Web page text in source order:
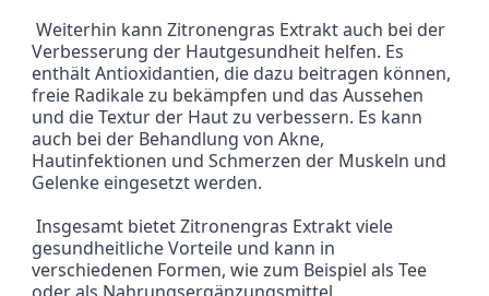
Weiterhin kann Zitronengras Extrakt auch bei der
Verbesserung der Hautgesundheit helfen. Es
enthält Antioxidantien, die dazu beitragen können,
freie Radikale zu bekämpfen und das Aussehen
und die Textur der Haut zu verbessern. Es kann
auch bei der Behandlung von Akne,
Hautinfektionen und Schmerzen der Muskeln und
Gelenke eingesetzt werden.
Insgesamt bietet Zitronengras Extrakt viele
gesundheitliche Vorteile und kann in
verschiedenen Formen, wie zum Beispiel als Tee